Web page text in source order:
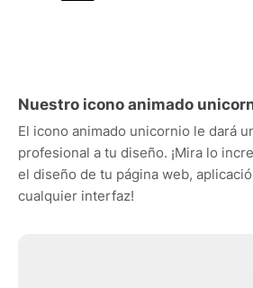
Nuestro icono animado
El icono animado unicornio le dará
profesional a tu diseño. ¡Mira lo
el diseño de tu página web,
cualquier interfaz!